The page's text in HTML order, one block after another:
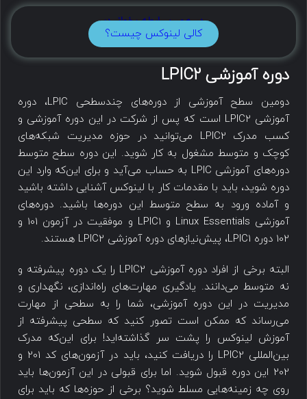
در همین رابطه بخوانید:
کالی لینوکس چیست؟
دوره آموزشی LPIC2
دومین سطح آموزشی از دوره‌های چندسطحی LPIC، دوره
آموزشی LPIC2 است که پس از شرکت در این دوره آموزشی و
کسب مدرک LPIC2 می‌توانید در حوزه مدیریت شبکه‌های
کوچک و متوسط مشغول به کار شوید. این دوره سطح متوسط
دوره‌های آموزشی LPIC به حساب می‌آید و برای این‌که وارد این
دوره شوید، باید با مقدمات کار با لینوکس آشنایی داشته باشید
و آماده ورود به سطح متوسط این دوره‌ها باشید. دوره‌های
آموزشی Linux Essentials و LPIC1 و موفقیت در آزمون 101 و
102 دوره LPIC1، پیش‌نیازهای دوره آموزشی LPIC2 هستند.
البته برخی از افراد دوره آموزشی LPIC2 را یک دوره پیشرفته و
نه متوسط می‌دانند. یادگیری مهارت‌های راه‌اندازی، نگهداری و
مدیریت در این دوره آموزشی، شما را به سطحی از مهارت
می‌رساند که ممکن است تصور کنید که سطحی پیشرفته از
آموزش لینوکس را پشت سر گذاشته‌اید! برای این‌که مدرک
بین‌المللی LPIC2 را دریافت کنید، باید در آزمون‌های کد 201 و
202 این دوره قبول شوید. اما برای قبولی در این آزمون‌ها باید
روی چه زمینه‌هایی مسلط شوید؟ برخی از حوزه‌ها که باید برای